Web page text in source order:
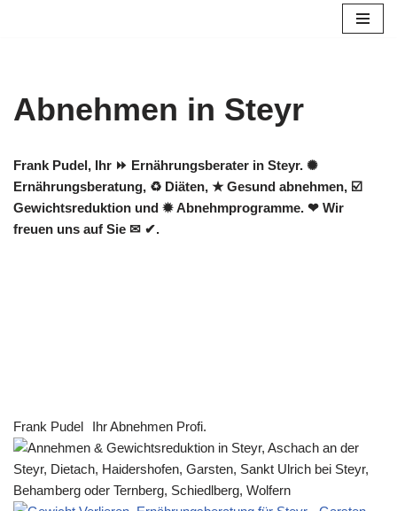
Abnehmen in Steyr
Frank Pudel, Ihr ⏩ Ernährungsberater in Steyr. ✺
Ernährungsberatung, ♻ Diäten, ★ Gesund abnehmen, ☑️
Gewichtsreduktion und ✹ Abnehmprogramme. ❤ Wir
freuen uns auf Sie ✉ ✔.
Frank Pudel Ihr Abnehmen Profi.